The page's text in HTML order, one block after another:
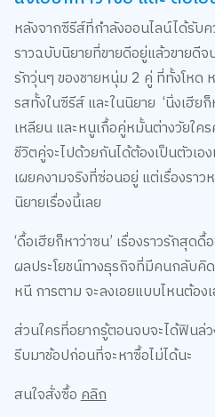
หลังจากซีรีส์ที่กำลังออนไลน์ได้รับ
ราวฉบับนิยายที่ขายดีอยู่แล้วขายดีจ
รักวุ่นๆ ของชายหนุ่ม 2 คู่ ที่ทั้งโหด
รสทั้งในซีรีส์ และในนิยาย ‘นิ่งเฮียก็
เหลียน และหนูเกื้อคู่หมั้นต่างวัยใค
ชีวิตคู่จะไปด้วยกันได้ต้องเป็นตัวเอง
เผยคงามจริงที่ซ่อนอยู่ แต่เรื่องราว
นิยายเรื่องนี้เลย
‘ดื้อเฮียก็หาว่าซน’ เรื่องราวรักสุด
ผลประโยชน์ทางธุรกิจที่มีคนกลับคิ
หนี การตาม จะลงเอยแบบไหนต้อง
ส่วนใครที่อยากรู้ตอนจบจะได้ฟินล่
รีบมาช้อปก่อนที่จะหาซื้อไม่ได้นะ
สนใจสั่งซื้อ